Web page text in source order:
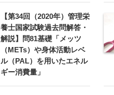
【第34回（2020年）管理栄
養士国家試験過去問解答・
解説】問81基礎「メッツ
（METs）や身体活動レベ
ル（PAL）を用いたエネル
ギー消費量」